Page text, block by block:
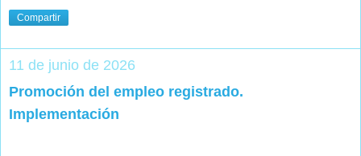
Compartir
11 de junio de 2026
Promoción del empleo registrado.
Implementación